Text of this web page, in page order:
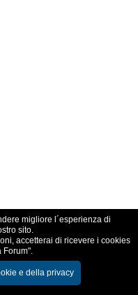
migliore l´esperienza di
sito.
accetterai di ricevere i cookies
Forum".
e della privacy